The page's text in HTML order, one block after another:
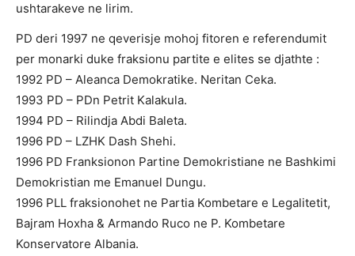
ushtarakeve ne lirim.
PD deri 1997 ne qeverisje mohoj fitoren e referendumit
per monarki duke fraksionu partite e elites se djathte :
1992 PD – Aleanca Demokratike. Neritan Ceka.
1993 PD – PDn Petrit Kalakula.
1994 PD – Rilindja Abdi Baleta.
1996 PD – LZHK Dash Shehi.
1996 PD Franksionon Partine Demokristiane ne Bashkimi
Demokristian me Emanuel Dungu.
1996 PLL fraksionohet ne Partia Kombetare e Legalitetit,
Bajram Hoxha & Armando Ruco ne P. Kombetare
Konservatore Albania.